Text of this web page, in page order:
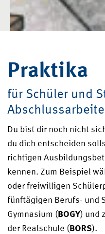
Praktika
für Schüler und
Du bist dir noch nicht
du dich entscheiden
richtigen
kennen. Zum Beispiel
oder freiwilligen
fünftägigen Berufs- und
Gymnasium ( BOGY) und
der Realschule ( BORS).